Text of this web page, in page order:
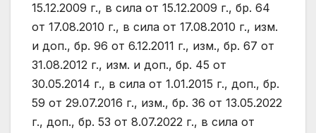
15.12.2009 г., в сила от 15.12.2009 г., бр. 64
от 17.08.2010 г., в сила от 17.08.2010 г., изм.
и доп., бр. 96 от 6.12.2011 г., изм., бр. 67 от
31.08.2012 г., изм. и доп., бр. 45 от
30.05.2014 г., в сила от 1.01.2015 г., доп., бр.
59 от 29.07.2016 г., изм., бр. 36 от 13.05.2022
г., доп., бр. 53 от 8.07.2022 г., в сила от